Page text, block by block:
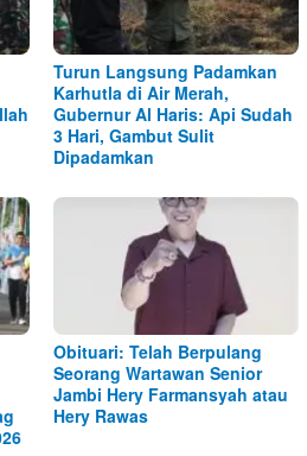
Turun Langsung Padamkan
Karhutla di Air Merah,
Gubernur Al Haris: Api Sudah
3 Hari, Gambut Sulit
Dipadamkan
Obituari: Telah Berpulang
Seorang Wartawan Senior
Jambi Hery Farmansyah atau
Hery Rawas